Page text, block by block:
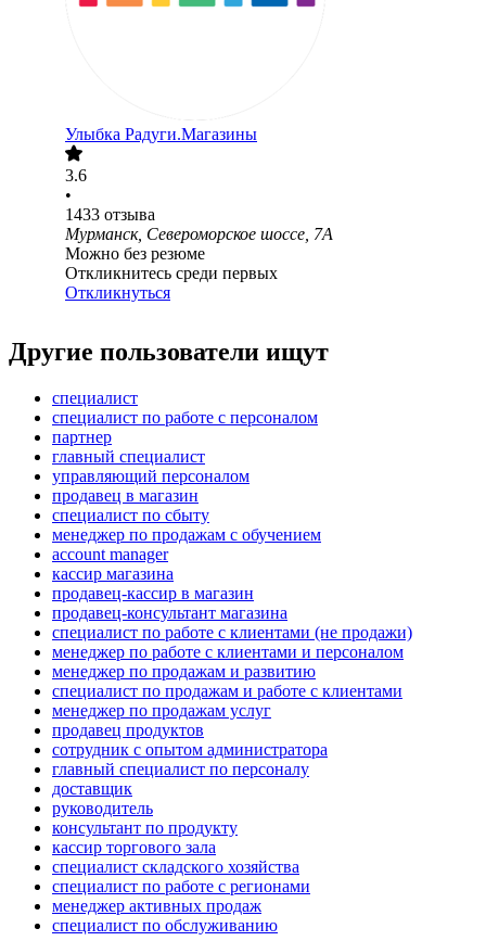
Улыбка Радуги.Магазины
3.6
•
1433 отзыва
Мурманск, Североморское шоссе, 7А
Можно без резюме
Откликнитесь среди первых
Откликнуться
Другие пользователи ищут
специалист
специалист по работе с персоналом
партнер
главный специалист
управляющий персоналом
продавец в магазин
специалист по сбыту
менеджер по продажам с обучением
account manager
кассир магазина
продавец-кассир в магазин
продавец-консультант магазина
специалист по работе с клиентами (не продажи)
менеджер по работе с клиентами и персоналом
менеджер по продажам и развитию
специалист по продажам и работе с клиентами
менеджер по продажам услуг
продавец продуктов
сотрудник с опытом администратора
главный специалист по персоналу
доставщик
руководитель
консультант по продукту
кассир торгового зала
специалист складского хозяйства
специалист по работе с регионами
менеджер активных продаж
специалист по обслуживанию